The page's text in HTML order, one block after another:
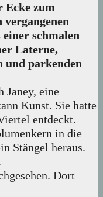
Ecke zum
vergangenen
einer schmalen
Laterne,
und parkenden
Janey, eine
Kunst. Sie hatte
entdeckt.
in die
Stängel heraus.
Dort